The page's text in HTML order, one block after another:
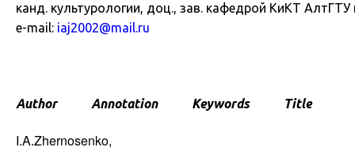
канд. культурологии, доц., зав. кафедрой КиКТ
e-mail: iaj2002@mail.ru
Author Annotation Keywords Title
I.A.Zhernosenko,